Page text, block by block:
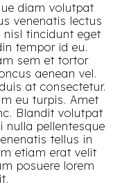
diam volutpat
venenatis lectus
tincidunt eget
tempor id eu.
sem et tortor
aenean vel.
at consectetur.
eu turpis. Amet
Blandit volutpat
nulla pellentesque
tellus in
etiam erat velit
posuere lorem